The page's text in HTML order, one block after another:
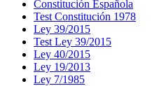
Constitución Española
Test Constitución 1978
Ley 39/2015
Test Ley 39/2015
Ley 40/2015
Ley 19/2013
Ley 7/1985